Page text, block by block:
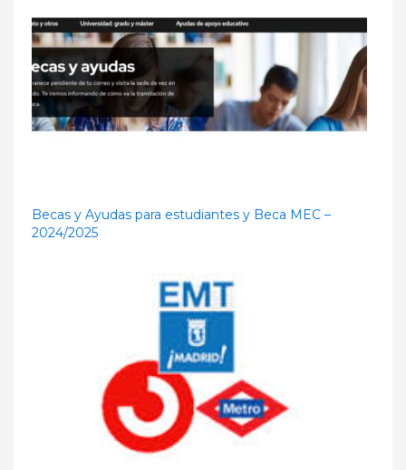
Becas y Ayudas para estudiantes y Beca MEC –
2024/2025